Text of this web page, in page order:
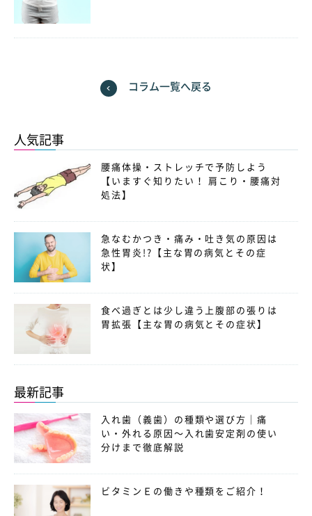
コラム一覧へ戻る
人気記事
腰痛体操・ストレッチで予防しよう
【いますぐ知りたい！ 肩こり・腰痛対
処法】
急なむかつき・痛み・吐き気の原因は
急性胃炎!?【主な胃の病気とその症
状】
食べ過ぎとは少し違う上腹部の張りは
胃拡張【主な胃の病気とその症状】
最新記事
入れ歯（義歯）の種類や選び方｜痛
い・外れる原因〜入れ歯安定剤の使い
分けまで徹底解説
ビタミンＥの働きや種類をご紹介！